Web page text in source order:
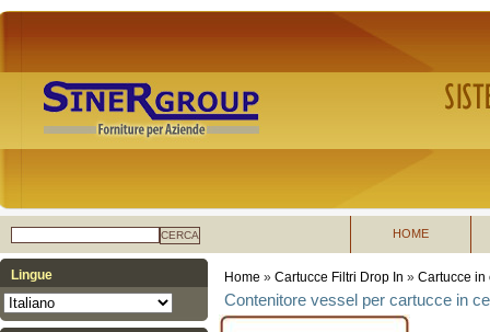
CERCA HOME
Lingue Home » Cartucce Filtri Drop In » Cartucce in
Contenitore vessel per cartucce in